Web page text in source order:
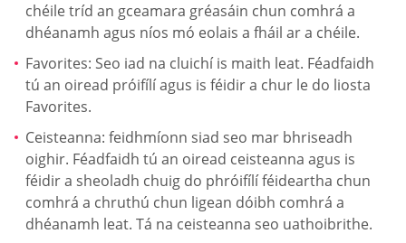
chéile tríd an gceamara gréasáin chun comhrá a
dhéanamh agus níos mó eolais a fháil ar a chéile.
Favorites: Seo iad na cluichí is maith leat. Féadfaidh
tú an oiread próifílí agus is féidir a chur le do liosta
Favorites.
Ceisteanna: feidhmíonn siad seo mar bhriseadh
oighir. Féadfaidh tú an oiread ceisteanna agus is
féidir a sheoladh chuig do phróifílí féideartha chun
comhrá a chruthú chun ligean dóibh comhrá a
dhéanamh leat. Tá na ceisteanna seo uathoibrithe.